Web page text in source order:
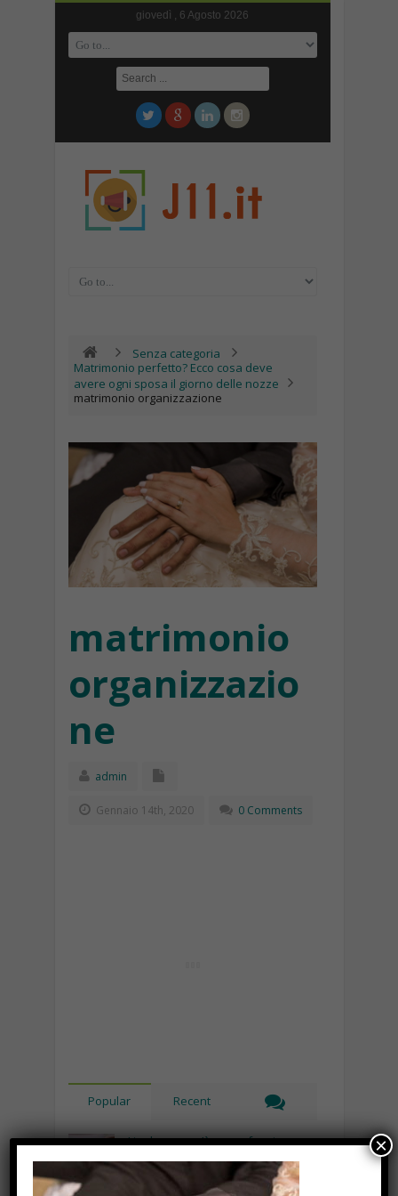
giovedì , 6 Agosto 2026
Senza categoria
Matrimonio perfetto? Ecco cosa deve
avere ogni sposa il giorno delle nozze
matrimonio organizzazione
matrimonio
organizzazio
ne
admin
Gennaio 14th, 2020 0 Comments
Popular Recent
Lipolaser, cos’è, come funziona e
Novembre 14th, 2018
×